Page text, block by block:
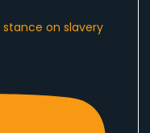
on slavery